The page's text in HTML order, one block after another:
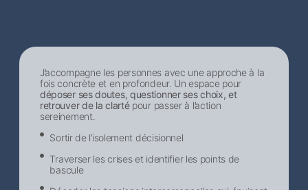
J’accompagne les personnes avec une approche à la
fois concrète et en profondeur. Un espace pour
déposer ses doutes, questionner ses choix, et
retrouver de la clartépour passer à l’action
sereinement.
Sortir de l’isolement décisionnel​
Traverser les crises et identifier les points de
bascule